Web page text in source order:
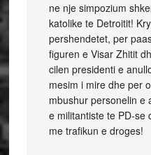
ne nje simpozium
katolike te Detroitit!
pershendetet, per
figuren e Visar Zhitit
cilen presidenti e
mesim i mire dhe per
mbushur personelin e
e militantiste te PD-se
me trafikun e droges!